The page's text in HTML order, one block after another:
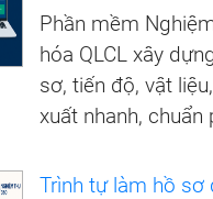
Phần mềm
hóa QLCL xây
sơ, tiến độ, vật
xuất nhanh, chuẩn
Trình tự làm hồ sơ